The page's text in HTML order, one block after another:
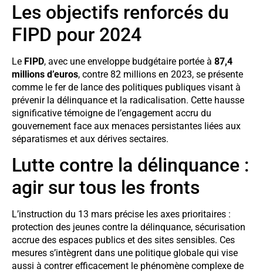
Les objectifs renforcés du
FIPD pour 2024
Le FIPD, avec une enveloppe budgétaire portée à 87,4
millions d’euros, contre 82 millions en 2023, se présente
comme le fer de lance des politiques publiques visant à
prévenir la délinquance et la radicalisation. Cette hausse
significative témoigne de l’engagement accru du
gouvernement face aux menaces persistantes liées aux
séparatismes et aux dérives sectaires.
Lutte contre la délinquance :
agir sur tous les fronts
L’instruction du 13 mars précise les axes prioritaires :
protection des jeunes contre la délinquance, sécurisation
accrue des espaces publics et des sites sensibles. Ces
mesures s’intègrent dans une politique globale qui vise
aussi à contrer efficacement le phénomène complexe de